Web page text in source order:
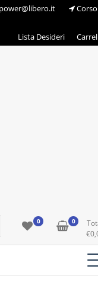
Corso
Lista Desideri
0 0
€